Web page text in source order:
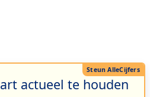
actueel te houden